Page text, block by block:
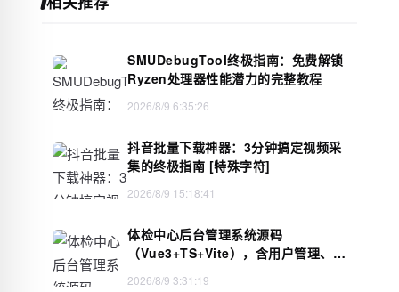
SMUDebugTool终极指南：免费解锁
Ryzen处理器性能潜力的完整教程
2026/8/9 6:35:26
抖音批量下载神器：3分钟搞定视频采
集的终极指南 [特殊字符]
2026/8/9 15:18:41
体检中心后台管理系统源码
（Vue3+TS+Vite），含用户管理、预
2026/8/9 3:31:19